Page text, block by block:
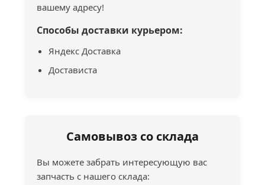
вашему адресу!
Способы доставки курьером:
Яндекс Доставка
Достависта
Самовывоз со склада
Вы можете забрать интересующую вас
запчасть с нашего склада: